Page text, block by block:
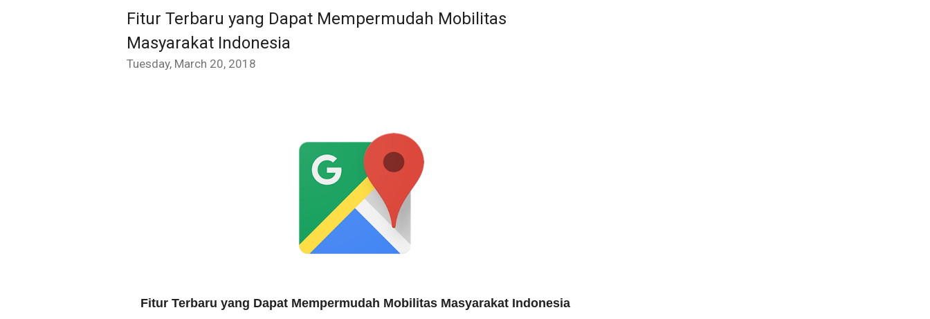
Fitur Terbaru yang Dapat Mempermudah Mobilitas
Masyarakat Indonesia
Tuesday, March 20, 2018
Fitur Terbaru yang Dapat Mempermudah Mobilitas Masyarakat Indonesia